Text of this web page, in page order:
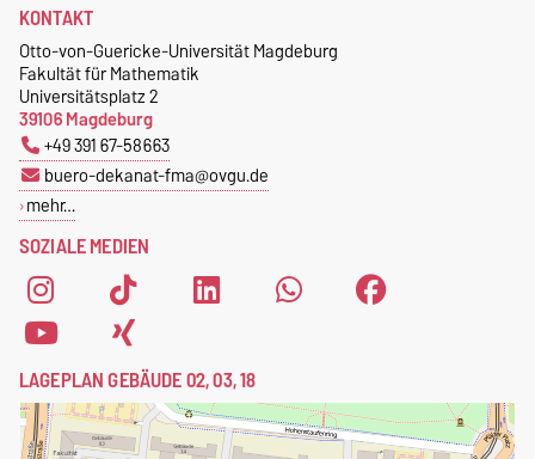
SOZIALE MEDIEN
KONTAKT
Otto-von-Guericke-Universität Magdeburg
Fakultät für Mathematik
Universitätsplatz 2
39106 Magdeburg
+49 391 67-58663
buero-dekanat-fma@ovgu.de
mehr…
LAGEPLAN GEBÄUDE 02, 03, 18